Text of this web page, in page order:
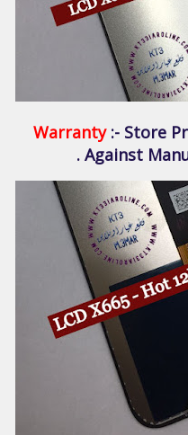
Warranty :- Store
Against